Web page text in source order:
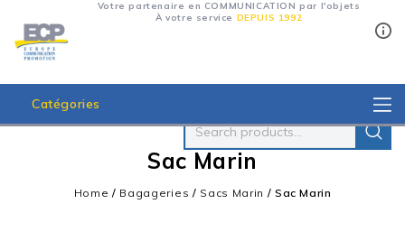
Votre partenaire en COMMUNICATION par l'objets
À votre service DEPUIS 1992
Catégories
Sac Marin
Home / Bagageries / Sacs Marin / Sac Marin